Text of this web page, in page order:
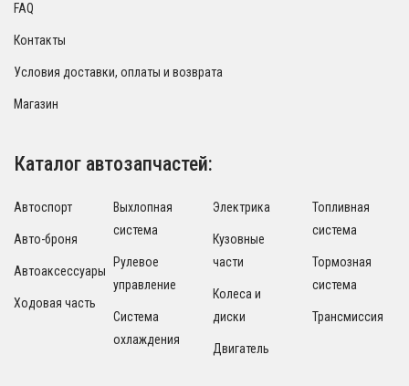
FAQ
Контакты
Условия доставки, оплаты и возврата
Магазин
Каталог автозапчастей:
Автоспорт
Авто-броня
Автоаксессуары
Ходовая часть
Выхлопная
система
Рулевое
управление
Система
охлаждения
Электрика
Кузовные
части
Колеса и
диски
Двигатель
Топливная
система
Тормозная
система
Трансмиссия